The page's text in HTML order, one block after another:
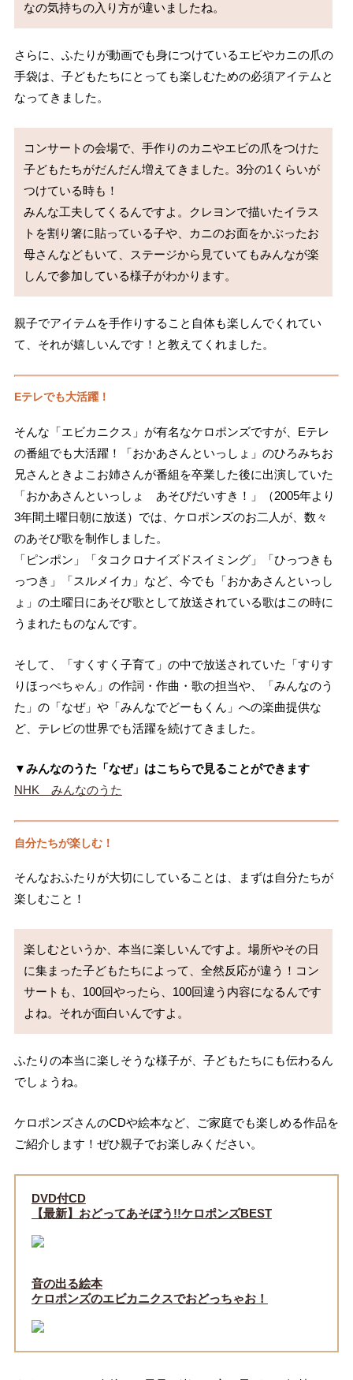
なの気持ちの入り方が違いましたね。
さらに、ふたりが動画でも身につけているエビやカニの爪の
手袋は、子どもたちにとっても楽しむための必須アイテムと
なってきました。
コンサートの会場で、手作りのカニやエビの爪をつけた
子どもたちがだんだん増えてきました。3分の1くらいが
つけている時も！
みんな工夫してくるんですよ。クレヨンで描いたイラス
トを割り箸に貼っている子や、カニのお面をかぶったお
母さんなどもいて、ステージから見ていてもみんなが楽
しんで参加している様子がわかります。
親子でアイテムを手作りすること自体も楽しんでくれてい
て、それが嬉しいんです！と教えてくれました。
Eテレでも大活躍！
そんな「エビカニクス」が有名なケロポンズですが、Eテレ
の番組でも大活躍！「おかあさんといっしょ」のひろみちお
兄さんときよこお姉さんが番組を卒業した後に出演していた
「おかあさんといっしょ あそびだいすき！」（2005年より
3年間土曜日朝に放送）では、ケロポンズのお二人が、数々
のあそび歌を制作しました。
「ピンポン」「タコクロナイズドスイミング」「ひっつきも
っつき」「スルメイカ」など、今でも「おかあさんといっし
ょ」の土曜日にあそび歌として放送されている歌はこの時に
うまれたものなんです。
そして、「すくすく子育て」の中で放送されていた「すりす
りほっぺちゃん」の作詞・作曲・歌の担当や、「みんなのう
た」の「なぜ」や「みんなでどーもくん」への楽曲提供な
ど、テレビの世界でも活躍を続けてきました。
▼みんなのうた「なぜ」はこちらで見ることができます
NHK みんなのうた
自分たちが楽しむ！
そんなおふたりが大切にしていることは、まずは自分たちが
楽しむこと！
楽しむというか、本当に楽しいんですよ。場所やその日
に集まった子どもたちによって、全然反応が違う！コン
サートも、100回やったら、100回違う内容になるんです
よね。それが面白いんですよ。
ふたりの本当に楽しそうな様子が、子どもたちにも伝わるん
でしょうね。
ケロポンズさんのCDや絵本など、ご家庭でも楽しめる作品を
ご紹介します！ぜひ親子でお楽しみください。
DVD付CD
【最新】おどってあそぼう!!ケロポンズBEST
音の出る絵本
ケロポンズのエビカニクスでおどっちゃお！